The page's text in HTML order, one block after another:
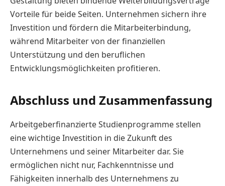
Vorteile für beide Seiten. Unternehmen sichern ihre
Investition und fördern die Mitarbeiterbindung,
während Mitarbeiter von der finanziellen
Unterstützung und den beruflichen
Entwicklungsmöglichkeiten profitieren.
Abschluss und Zusammenfassung
Arbeitgeberfinanzierte Studienprogramme stellen
eine wichtige Investition in die Zukunft des
Unternehmens und seiner Mitarbeiter dar. Sie
ermöglichen nicht nur, Fachkenntnisse und
Fähigkeiten innerhalb des Unternehmens zu